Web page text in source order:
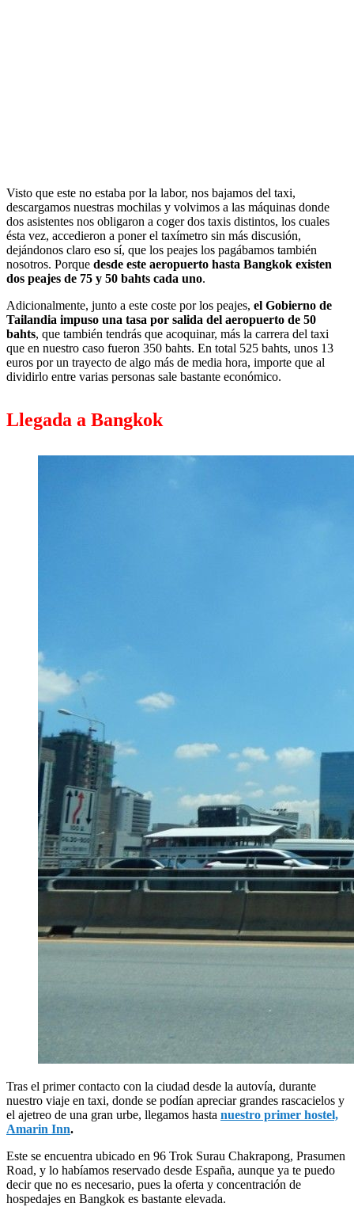
Visto que este no estaba por la labor, nos bajamos del taxi,
descargamos nuestras mochilas y volvimos a las máquinas donde
dos asistentes nos obligaron a coger dos taxis distintos, los cuales
ésta vez, accedieron a poner el taxímetro sin más discusión,
dejándonos claro eso sí, que los peajes los pagábamos también
nosotros. Porque desde este aeropuerto hasta Bangkok existen
dos peajes de 75 y 50 bahts cada uno.
Adicionalmente, junto a este coste por los peajes, el Gobierno de
Tailandia impuso una tasa por salida del aeropuerto de 50
bahts, que también tendrás que acoquinar, más la carrera del taxi
que en nuestro caso fueron 350 bahts. En total 525 bahts, unos 13
euros por un trayecto de algo más de media hora, importe que al
dividirlo entre varias personas sale bastante económico.
Llegada a Bangkok
Tras el primer contacto con la ciudad desde la autovía, durante
nuestro viaje en taxi, donde se podían apreciar grandes rascacielos y
el ajetreo de una gran urbe, llegamos hasta nuestro primer hostel,
Amarin Inn.
Este se encuentra ubicado en 96 Trok Surau Chakrapong, Prasumen
Road, y lo habíamos reservado desde España, aunque ya te puedo
decir que no es necesario, pues la oferta y concentración de
hospedajes en Bangkok es bastante elevada.